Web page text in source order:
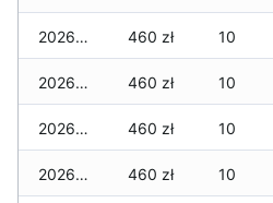
2026-02-14 460 zł 10
2026-02-13 460 zł 10
2026-02-12 460 zł 10
2026-02-11 460 zł 10